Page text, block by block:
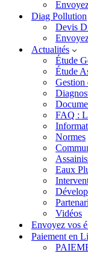
Diag Pollution
Devis
Actualités
Étude
Étude
Gestion
FAQ :
Normes
Eaux
Vidéos
Envoyez vos
Paiement en